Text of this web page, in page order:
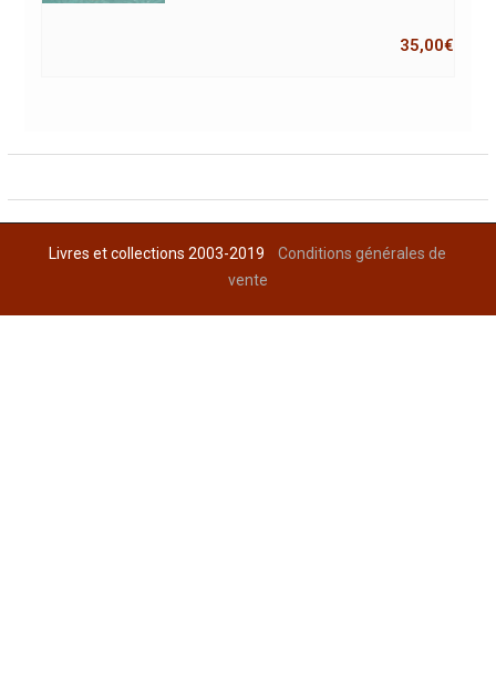
35,00€
Livres et collections 2003-2019Conditions générales de
vente